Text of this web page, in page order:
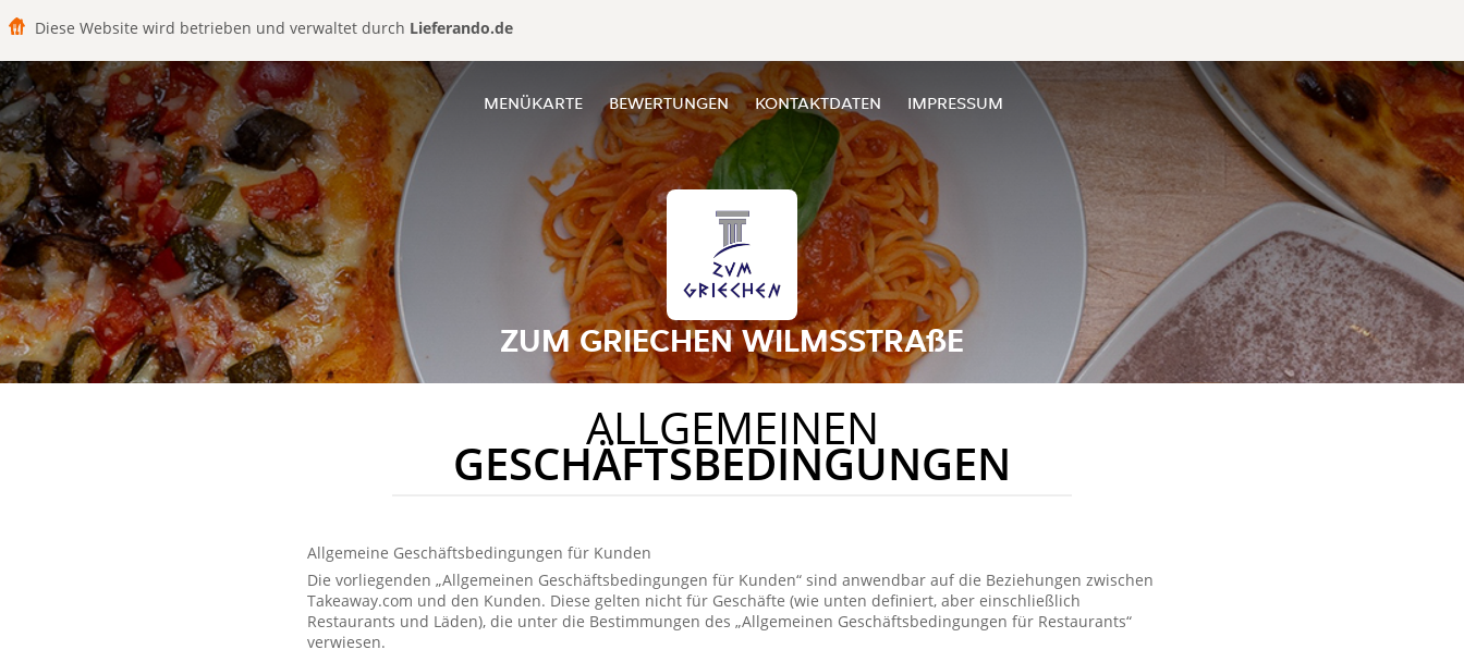
Diese Website wird betrieben und verwaltet durch Lieferando.de
MENÜKARTE BEWERTUNGEN KONTAKTDATEN IMPRESSUM
ZUM GRIECHEN WILMSSTRAßE
ALLGEMEINEN
GESCHÄFTSBEDINGUNGEN
Allgemeine Geschäftsbedingungen für Kunden
Die vorliegenden „Allgemeinen Geschäftsbedingungen für Kunden“ sind anwendbar auf die Beziehungen zwischen
Takeaway.com und den Kunden. Diese gelten nicht für Geschäfte (wie unten definiert, aber einschließlich
Restaurants und Läden), die unter die Bestimmungen des „Allgemeinen Geschäftsbedingungen für Restaurants“
verwiesen.